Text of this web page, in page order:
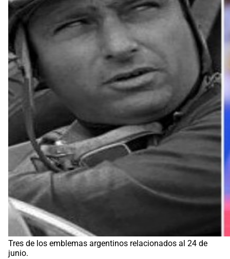
Tres de los emblemas argentinos relacionados al 24 de
junio.